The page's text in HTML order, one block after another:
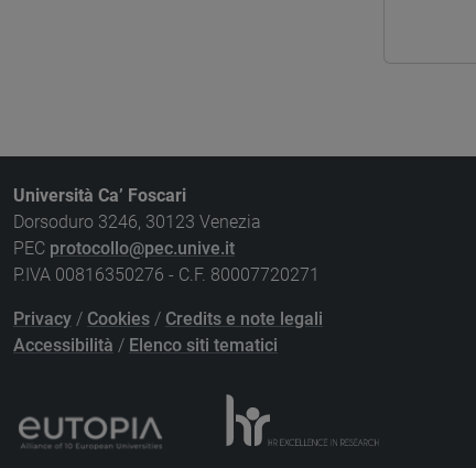
Università Ca’ Foscari
Dorsoduro 3246, 30123 Venezia
PEC protocollo@pec.unive.it
P.IVA 00816350276 - C.F. 80007720271
Privacy / Cookies / Credits e note legali
Accessibilità / Elenco siti tematici